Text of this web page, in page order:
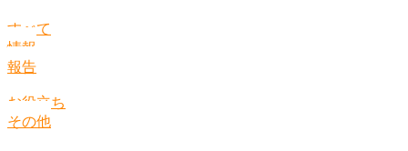
すべて
情報
報告
お役立ち
その他